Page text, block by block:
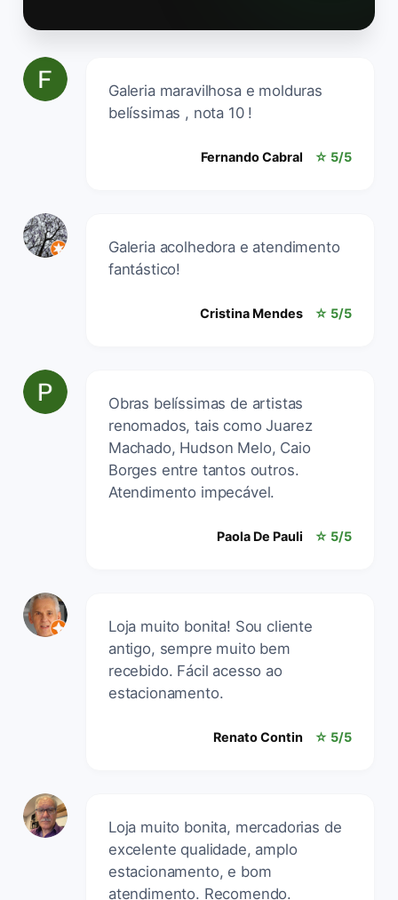
Galeria maravilhosa e molduras
belíssimas , nota 10 !
Fernando Cabral ☆ 5/5
Galeria acolhedora e atendimento
fantástico!
Cristina Mendes ☆ 5/5
Obras belíssimas de artistas
renomados, tais como Juarez
Machado, Hudson Melo, Caio
Borges entre tantos outros.
Atendimento impecável.
Paola De Pauli ☆ 5/5
Loja muito bonita! Sou cliente
antigo, sempre muito bem
recebido. Fácil acesso ao
estacionamento.
Renato Contin ☆ 5/5
Loja muito bonita, mercadorias de
excelente qualidade, amplo
estacionamento, e bom
atendimento. Recomendo.